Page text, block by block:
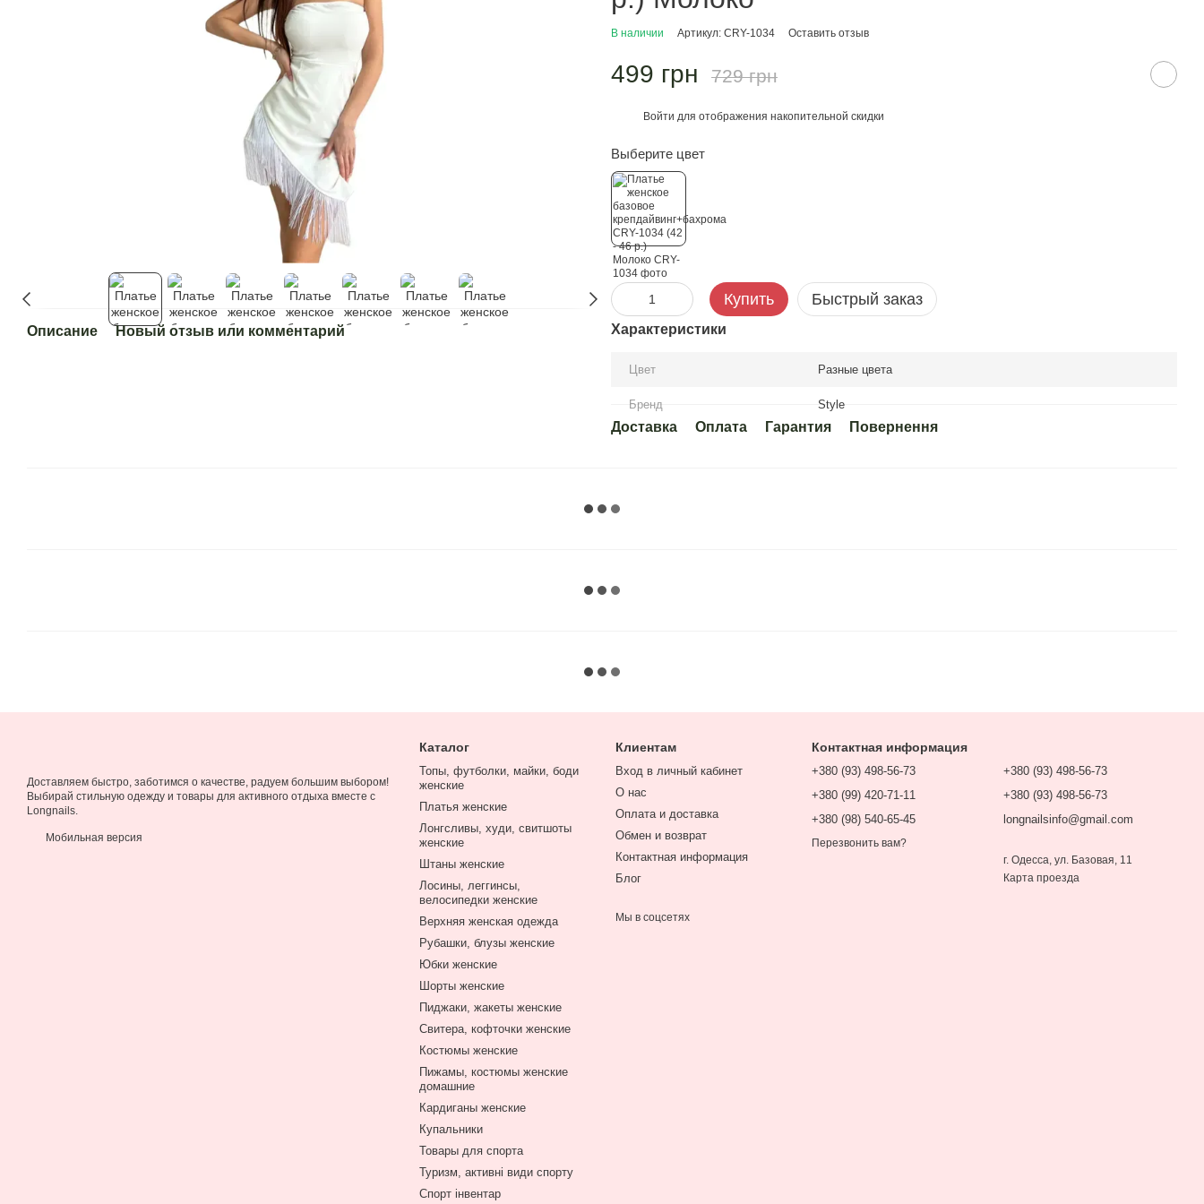
Описание Новый отзыв или комментарий
В наличии Артикул: CRY-1034 Оставить отзыв
499 грн 729 грн
Войти для отображения накопительной скидки
Выберите цвет
Купить Быстрый заказ
Характеристики
Цвет Разные цвета
Бренд Style
Доставка Оплата Гарантия Повернення
Доставляем быстро, заботимся о качестве, радуем большим выбором!
Выбирай стильную одежду и товары для активного отдыха вместе с
Longnails.
Мобильная версия
Каталог
Топы, футболки, майки, боди
женские
Платья женские
Лонгсливы, худи, свитшоты
женские
Штаны женские
Лосины, леггинсы,
велосипедки женские
Верхняя женская одежда
Рубашки, блузы женские
Юбки женские
Шорты женские
Пиджаки, жакеты женские
Свитера, кофточки женские
Костюмы женские
Пижамы, костюмы женские
домашние
Кардиганы женские
Купальники
Товары для спорта
Туризм, активні види спорту
Спорт інвентар
Клиентам
Вход в личный кабинет
О нас
Оплата и доставка
Обмен и возврат
Контактная информация
Блог
Мы в соцсетях
Контактная информация
+380 (93) 498-56-73
+380 (99) 420-71-11
+380 (98) 540-65-45
Перезвонить вам?
+380 (93) 498-56-73
+380 (93) 498-56-73
longnailsinfo@gmail.com
г. Одесса, ул. Базовая, 11
Карта проезда